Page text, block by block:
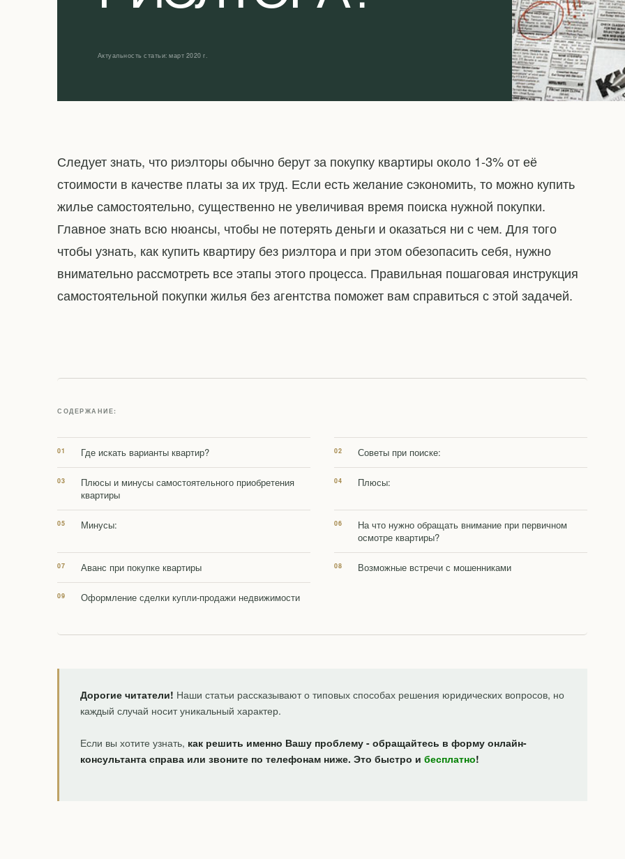
Актуальность статьи: март 2020 г.
Следует знать, что риэлторы обычно берут за покупку квартиры около 1-3% от её
стоимости в качестве платы за их труд. Если есть желание сэкономить, то можно купить
жилье самостоятельно, существенно не увеличивая время поиска нужной покупки.
Главное знать всю нюансы, чтобы не потерять деньги и оказаться ни с чем. Для того
чтобы узнать, как купить квартиру без риэлтора и при этом обезопасить себя, нужно
внимательно рассмотреть все этапы этого процесса. Правильная пошаговая инструкция
самостоятельной покупки жилья без агентства поможет вам справиться с этой задачей.
СОДЕРЖАНИЕ:
Где искать варианты квартир? Советы при поиске:
Плюсы и минусы самостоятельного приобретения
квартиры
Плюсы:
Минусы:
На что нужно обращать внимание при первичном
осмотре квартиры?
Аванс при покупке квартиры Возможные встречи с мошенниками
Оформление сделки купли-продажи недвижимости
Дорогие читатели! Наши статьи рассказывают о типовых способах решения юридических вопросов, но
каждый случай носит уникальный характер.
Если вы хотите узнать, как решить именно Вашу проблему - обращайтесь в форму онлайн-
консультанта справа или звоните по телефонам ниже. Это быстро и бесплатно!